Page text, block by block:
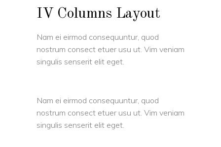
IV Columns Layout
Nam ei eirmod consequuntur, quod
nostrum consect etuer usu ut. Vim veniam
singulis senserit elit eget.
Nam ei eirmod consequuntur, quod
nostrum consect etuer usu ut. Vim veniam
singulis senserit elit eget.